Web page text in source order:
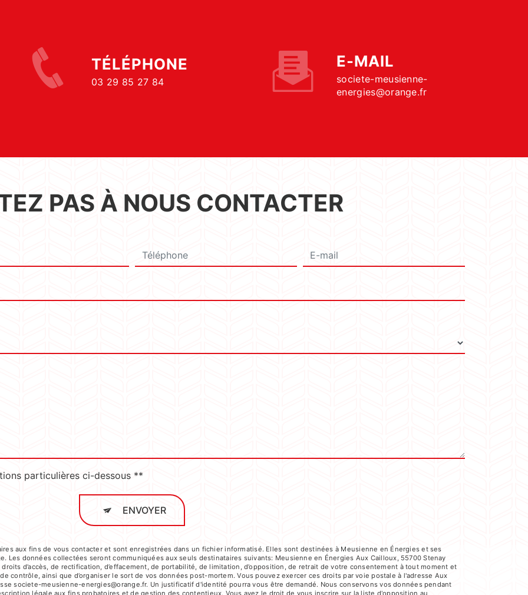
TÉLÉPHONE
03 29 85 27 84
E-MAIL
societe-meusienne-
energies@orange.fr
PAS À NOUS CONTACTER
particulières ci-dessous **
ENVOYER
aux fins de vous contacter et sont enregistrées dans un fichier informatisé. Elles sont destinées à Meusienne en Énergies et ses
Les données collectées seront communiquées aux seuls destinataires suivants: Meusienne en Énergies Aux Cailloux, 55700 Stenay
d’accès, de rectification, d’effacement, de portabilité, de limitation, d’opposition, de retrait de votre consentement à tout moment et
contrôle, ainsi que d’organiser le sort de vos données post-mortem. Vous pouvez exercer ces droits par voie postale à l'adresse Aux
societe-meusienne-energies@orange.fr. Un justificatif d'identité pourra vous être demandé. Nous conservons vos données pendant
légale aux fins probatoires et de gestion des contentieux. Vous avez le droit de vous inscrire sur la liste d'opposition au